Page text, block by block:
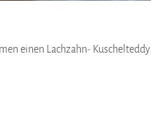
einen Lachzahn- Kuschelteddy.